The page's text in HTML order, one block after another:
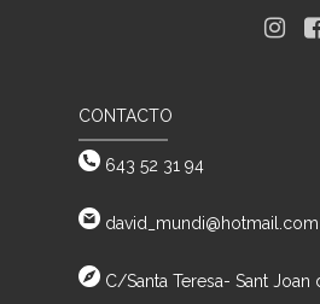
CONTACTO
643 52 31 94
david_mundi@hotmail.com
C/Santa Teresa- Sant Joan